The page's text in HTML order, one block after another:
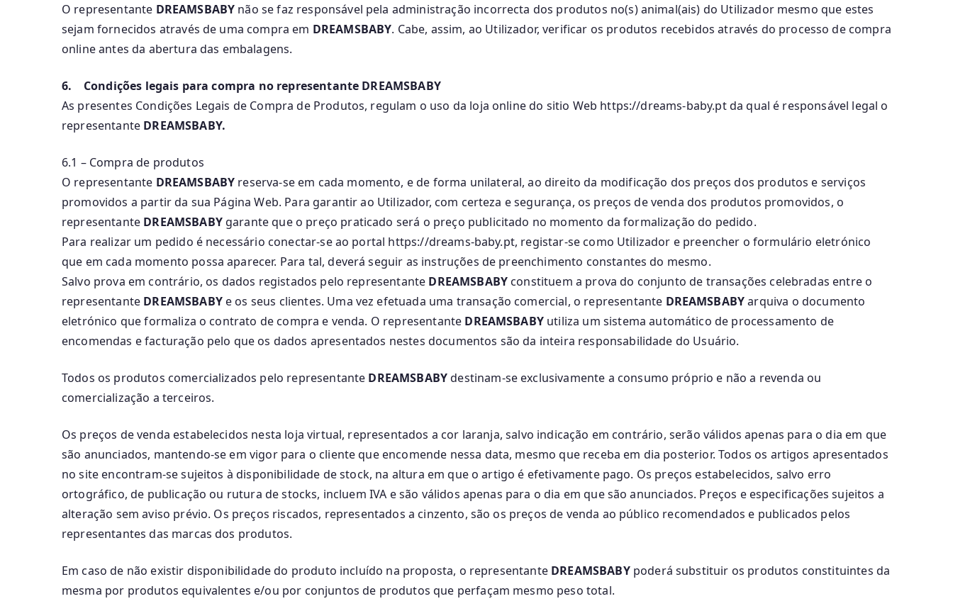
O representante DREAMSBABY não se faz responsável pela administração incorrecta dos produtos no(s) animal(ais) do Utilizador mesmo que estes
sejam fornecidos através de uma compra em DREAMSBABY. Cabe, assim, ao Utilizador, verificar os produtos recebidos através do processo de compra
online antes da abertura das embalagens.
6. Condições legais para compra no representante DREAMSBABY
As presentes Condições Legais de Compra de Produtos, regulam o uso da loja online do sitio Web https://dreams-baby.pt da qual é responsável legal o
representante DREAMSBABY.
6.1 – Compra de produtos
O representante DREAMSBABY reserva-se em cada momento, e de forma unilateral, ao direito da modificação dos preços dos produtos e serviços
promovidos a partir da sua Página Web. Para garantir ao Utilizador, com certeza e segurança, os preços de venda dos produtos promovidos, o
representante DREAMSBABYgarante que o preço praticado será o preço publicitado no momento da formalização do pedido.
Para realizar um pedido é necessário conectar-se ao portal https://dreams-baby.pt, registar-se como Utilizador e preencher o formulário eletrónico
que em cada momento possa aparecer. Para tal, deverá seguir as instruções de preenchimento constantes do mesmo.
Salvo prova em contrário, os dados registados pelo representante DREAMSBABY constituem a prova do conjunto de transações celebradas entre o
representante DREAMSBABYe os seus clientes. Uma vez efetuada uma transação comercial, o representante DREAMSBABYarquiva o documento
eletrónico que formaliza o contrato de compra e venda. O representante DREAMSBABYutiliza um sistema automático de processamento de
encomendas e facturação pelo que os dados apresentados nestes documentos são da inteira responsabilidade do Usuário.
Todos os produtos comercializados pelo representante DREAMSBABYdestinam-se exclusivamente a consumo próprio e não a revenda ou
comercialização a terceiros.
Os preços de venda estabelecidos nesta loja virtual, representados a cor laranja, salvo indicação em contrário, serão válidos apenas para o dia em que
são anunciados, mantendo-se em vigor para o cliente que encomende nessa data, mesmo que receba em dia posterior. Todos os artigos apresentados
no site encontram-se sujeitos à disponibilidade de stock, na altura em que o artigo é efetivamente pago. Os preços estabelecidos, salvo erro
ortográfico, de publicação ou rutura de stocks, incluem IVA e são válidos apenas para o dia em que são anunciados. Preços e especificações sujeitos a
alteração sem aviso prévio. Os preços riscados, representados a cinzento, são os preços de venda ao público recomendados e publicados pelos
representantes das marcas dos produtos.
Em caso de não existir disponibilidade do produto incluído na proposta, o representante DREAMSBABYpoderá substituir os produtos constituintes da
mesma por produtos equivalentes e/ou por conjuntos de produtos que perfaçam mesmo peso total.